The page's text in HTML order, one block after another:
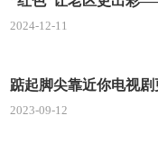
2024-12-11
2023-09-12